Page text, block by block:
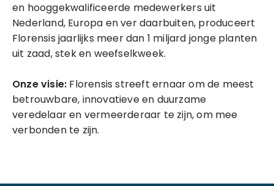
en hooggekwalificeerde medewerkers uit
Nederland, Europa en ver daarbuiten, produceert
Florensis jaarlijks meer dan 1 miljard jonge planten
uit zaad, stek en weefselkweek.
Onze visie: Florensis streeft ernaar om de meest
betrouwbare, innovatieve en duurzame
veredelaar en vermeerderaar te zijn, om mee
verbonden te zijn.